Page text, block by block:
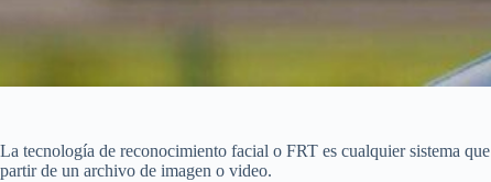
La tecnología de reconocimiento facial o FRT es cualquier sistema
partir de un archivo de imagen o video.